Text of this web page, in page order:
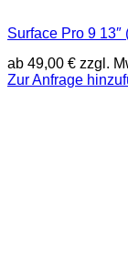
Surface Pro 9 13″
ab 49,00 € zzgl.
Zur Anfrage